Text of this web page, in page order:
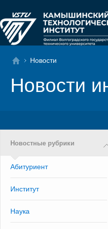
Новости
Новости
Новостные рубрики
Абитуриент
Институт
Наука